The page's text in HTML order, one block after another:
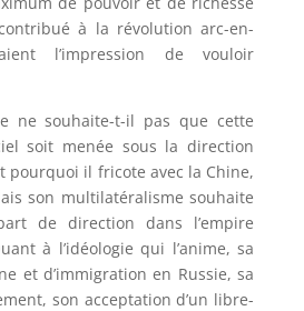
à la révolution arc-en-
l’impression de vouloir
ne souhaite-t-il pas que cette
soit menée sous la direction
pourquoi il fricote avec la Chine,
son multilatéralisme souhaite
de direction dans l’empire
à l’idéologie qui l’anime, sa
et d’immigration en Russie, sa
son acceptation d’un libre-